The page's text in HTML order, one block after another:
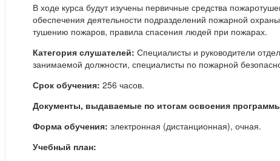
В ходе курса будут изучены первичные средства
обеспечения деятельности подразделений пожарной
тушению пожаров, правила спасения людей при пожарах.
Категория слушателей: Специалисты и руководители
занимаемой должности, специалисты по пожарной
Срок обучения: 256 часов.
Документы, выдаваемые по итогам освоения
Форма обучения: электронная (дистанционная), очная.
Учебный план: